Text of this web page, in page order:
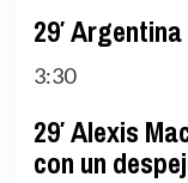
29′
3:30
29′ Alexis
con un